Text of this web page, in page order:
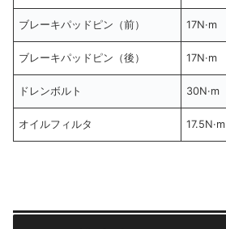
ブレーキパッドピン（前） 17N·m
ブレーキパッドピン（後） 17N·m
ドレンボルト 30N·m
オイルフィルタ 17.5N·m